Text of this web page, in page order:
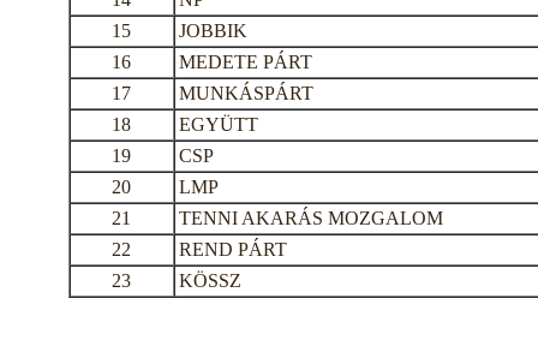
15
JOBBIK
16
MEDETE PÁRT
17
MUNKÁSPÁRT
18
EGYÜTT
19
CSP
20
LMP
21
TENNI AKARÁS MOZGALOM
22
REND PÁRT
23
KÖSSZ